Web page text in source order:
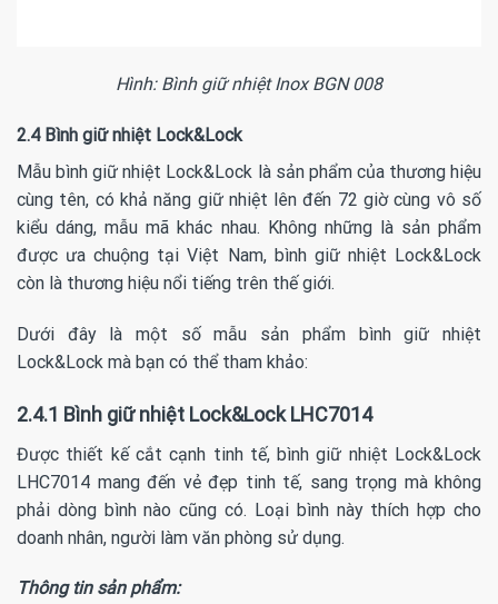
Hình: Bình giữ nhiệt Inox BGN 008
2.4 Bình giữ nhiệt Lock&Lock
Mẫu bình giữ nhiệt Lock&Lock là sản phẩm của thương hiệu
cùng tên, có khả năng giữ nhiệt lên đến 72 giờ cùng vô số
kiểu dáng, mẫu mã khác nhau. Không những là sản phẩm
được ưa chuộng tại Việt Nam, bình giữ nhiệt Lock&Lock
còn là thương hiệu nổi tiếng trên thế giới.
Dưới đây là một số mẫu sản phẩm bình giữ nhiệt
Lock&Lock mà bạn có thể tham khảo:
2.4.1 Bình giữ nhiệt Lock&Lock LHC7014
Được thiết kế cắt cạnh tinh tế, bình giữ nhiệt Lock&Lock
LHC7014 mang đến vẻ đẹp tinh tế, sang trọng mà không
phải dòng bình nào cũng có. Loại bình này thích hợp cho
doanh nhân, người làm văn phòng sử dụng.
Thông tin sản phẩm: